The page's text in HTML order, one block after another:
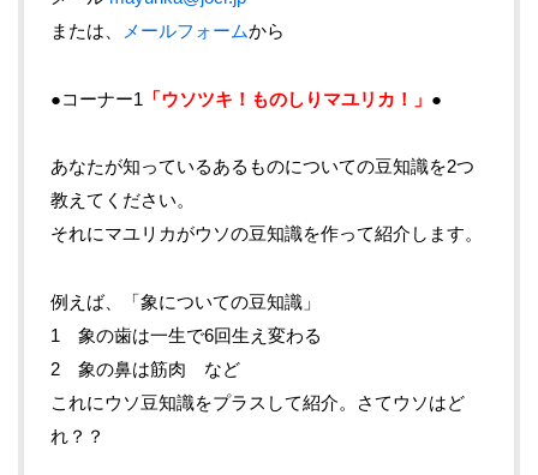
または、
メールフォームから
●コーナー1 「ウソツキ！ものしりマユリカ！」 ●
あなたが知っているあるものについての豆知識を2つ
教えてください。
それにマユリカがウソの豆知識を作って紹介します。
例えば、「象についての豆知識」
1 象の歯は一生で6回生え変わる
2 象の鼻は筋肉 など
これにウソ豆知識をプラスして紹介。さてウソはど
れ？？